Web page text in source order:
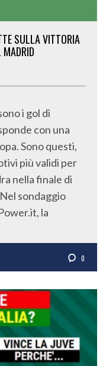
SULLA VITTORIA
MADRID
i gol di
con una
Sono questi,
più validi per
nella finale di
sondaggio
la
0